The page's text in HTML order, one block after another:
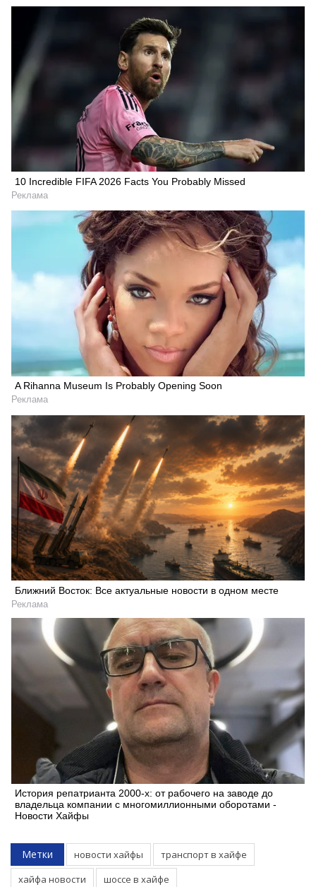
10 Incredible FIFA 2026 Facts You Probably Missed
Реклама
A Rihanna Museum Is Probably Opening Soon
Реклама
Ближний Восток: Все актуальные новости в одном месте
Реклама
История репатрианта 2000-х: от рабочего на заводе до
владельца компании с многомиллионными оборотами -
Новости Хайфы
Метки новости хайфы
транспорт в хайфе
хайфа новости
шоссе в хайфе